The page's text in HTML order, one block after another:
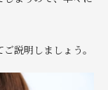
説明しましょう。